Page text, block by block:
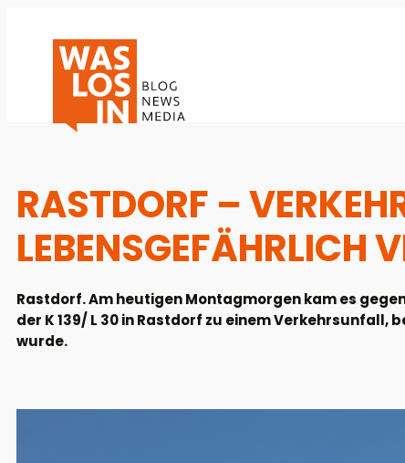
RASTDORF –
LEBENSGEFÄHRLICH
Rastdorf. Am heutigen Montagmorgen kam es
der K 139/ L 30 in Rastdorf zu einem
wurde.